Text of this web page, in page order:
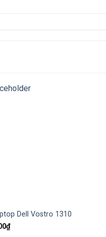
Dell Vostro 1310
₫